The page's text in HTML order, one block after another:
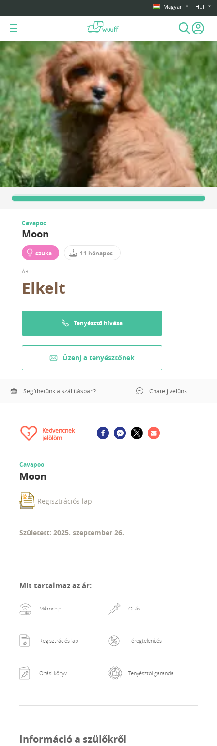
Magyar HUF
Cavapoo
Moon
szuka 11 hónapos
ÁR
Elkelt
Tenyésztő hívása
Üzenj a tenyésztőnek
Segíthetünk a szállításban? Chatelj velünk
3
Kedvencnek
jelölöm
Cavapoo
Moon
Regisztrációs lap
Született: 2025. szeptember 26.
Mit tartalmaz az ár:
Mikrochip Oltás
Regisztrációs lap Féregtelenítés
Oltási könyv Tenyésztői garancia
Információ a szülőkről